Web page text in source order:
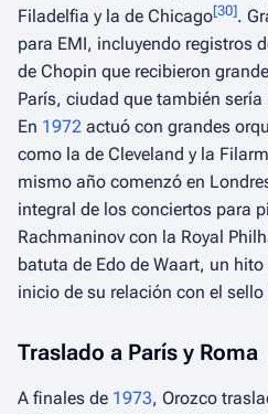
Filadelfia y la de Chicago[30].
para EMI, incluyendo registros
de Chopin que recibieron
París, ciudad que también
En 1972 actuó con grandes
como la de Cleveland y la
mismo año comenzó en
integral de los conciertos para
Rachmaninov con la Royal
batuta de Edo de Waart, un
inicio de su relación con el
Traslado a París y Roma
A finales de 1973, Orozco